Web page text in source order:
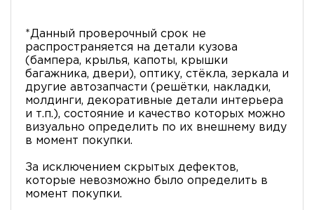
*Данный проверочный срок не
распространяется на детали кузова
(бампера, крылья, капоты, крышки
багажника, двери), оптику, стёкла, зеркала и
другие автозапчасти (решётки, накладки,
молдинги, декоративные детали интерьера
и т.п.), состояние и качество которых можно
визуально определить по их внешнему виду
в момент покупки.
За исключением скрытых дефектов,
которые невозможно было определить в
момент покупки.